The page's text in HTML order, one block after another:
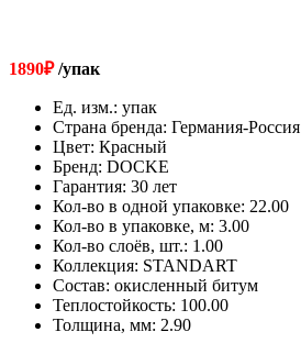
1890₽/упак
Ед. изм.: упак
Страна бренда: Германия-Россия
Цвет: Красный
Бренд: DOCKE
Гарантия: 30 лет
Кол-во в одной упаковке: 22.00
Кол-во в упаковке, м: 3.00
Кол-во слоёв, шт.: 1.00
Коллекция: STANDART
Состав: окисленный битум
Теплостойкость: 100.00
Толщина, мм: 2.90